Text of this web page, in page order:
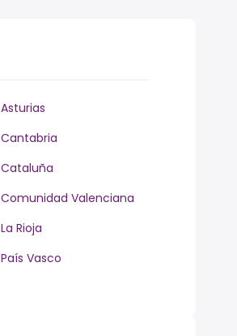
Asturias
Cantabria
Cataluña
Comunidad Valenciana
La Rioja
País Vasco